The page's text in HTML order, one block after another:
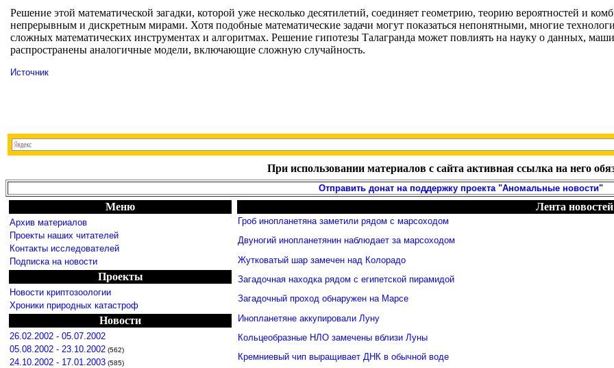
Решение этой математической загадки, которой уже несколько десятилетий, соединяет геометрию, теорию вероятностей и
непрерывным и дискретным мирами. Хотя подобные математические задачи могут показаться непонятными, многие
сложных математических инструментах и алгоритмах. Решение гипотезы Талагранда может повлиять на науку о данных,
распространены аналогичные модели, включающие сложную случайность.
Источник
При использовании материалов с сайта активная ссылка на него
Отправить донат на поддержку проекта "Аномальные новости"
Меню
Архив материалов
Проекты наших читателей
Контакты исследователей
Подписка на новости
Проекты
Новости криптозоологии
Хроники природных катастроф
Новости
26.02.2002 - 05.07.2002
05.08.2002 - 23.10.2002 (562)
24.10.2002 - 17.01.2003 (585)
Лента новостей
Гроб инопланетяна заметили рядом с марсоходом
Двуногий инопланетянин наблюдает за марсоходом
Жутковатый шар замечен над Колорадо
Загадочная находка рядом с египетской пирамидой
Загадочный проход обнаружен на Марсе
Инопланетяне аккупировали Луну
Кольцеобразные НЛО замечены вблизи Луны
Кремниевый чип выращивает ДНК в обычной воде